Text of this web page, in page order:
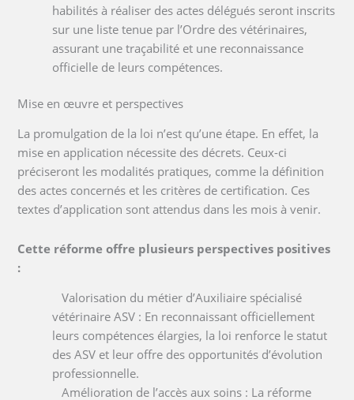
habilités à réaliser des actes délégués seront inscrits
sur une liste tenue par l’Ordre des vétérinaires,
assurant une traçabilité et une reconnaissance
officielle de leurs compétences.
Mise en œuvre et perspectives
La promulgation de la loi n’est qu’une étape. En effet, la
mise en application nécessite des décrets. Ceux-ci
préciseront les modalités pratiques, comme la définition
des actes concernés et les critères de certification. Ces
textes d’application sont attendus dans les mois à venir.
Cette réforme offre plusieurs perspectives positives
:
Valorisation du métier d’Auxiliaire spécialisé
vétérinaire ASV : En reconnaissant officiellement
leurs compétences élargies, la loi renforce le statut
des ASV et leur offre des opportunités d’évolution
professionnelle.
Amélioration de l’accès aux soins : La réforme